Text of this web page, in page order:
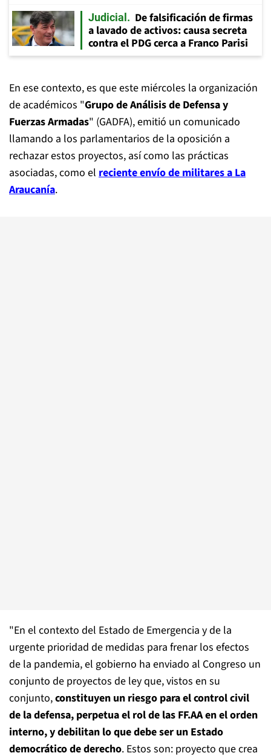
Judicial
De falsificación de firmas
a lavado de activos: causa secreta
contra el PDG cerca a Franco Parisi
En ese contexto, es que este miércoles la organización
de académicos "Grupo de Análisis de Defensa y
Fuerzas Armadas" (GADFA), emitió un comunicado
llamando a los parlamentarios de la oposición a
rechazar estos proyectos, así como las prácticas
asociadas, como el reciente envío de militares a La
Araucanía.
"En el contexto del Estado de Emergencia y de la
urgente prioridad de medidas para frenar los efectos
de la pandemia, el gobierno ha enviado al Congreso un
conjunto de proyectos de ley que, vistos en su
conjunto,constituyen un riesgo para el control civil
de la defensa, perpetua el rol de las FF.AA en el orden
interno, y debilitan lo que debe ser un Estado
democrático de derecho. Estos son: proyecto que crea